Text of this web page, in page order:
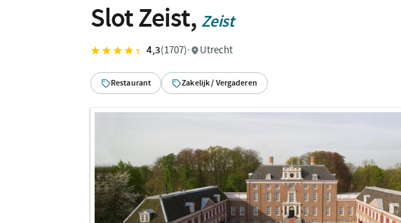
Slot Zeist, Zeist
4,3(1707)· Utrecht
Restaurant Zakelijk / Vergaderen